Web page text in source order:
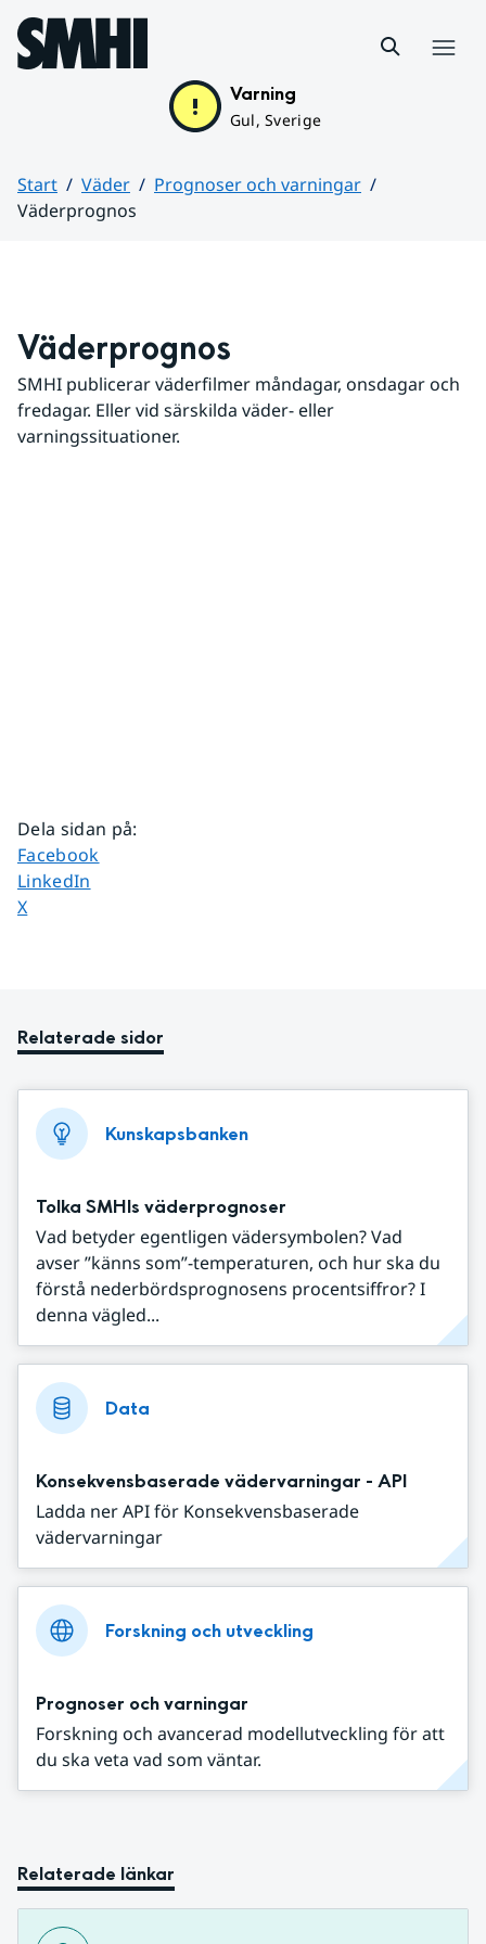
Hoppa till sidans innehåll
Varning
Gul, Sverige
Start Väder
Prognoser och varningar
Väderprognos
Väderprognos
SMHI publicerar väderfilmer måndagar, onsdagar och
fredagar. Eller vid särskilda väder- eller
varningssituationer.
Dela sidan på:
Dela sidan på
Facebook
Dela sidan på
LinkedIn
Dela sidan på
X
Relaterade sidor
Kunskapsbanken
Tolka SMHIs väderprognoser
Vad betyder egentligen vädersymbolen? Vad
avser ”känns som”-temperaturen, och hur ska du
förstå nederbördsprognosens procentsiffror? I
denna vägled...
Data
Konsekvensbaserade vädervarningar - API
Ladda ner API för Konsekvensbaserade
vädervarningar
Forskning och utveckling
Prognoser och varningar
Forskning och avancerad modellutveckling för att
du ska veta vad som väntar.
Relaterade länkar